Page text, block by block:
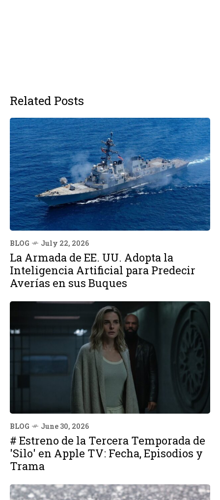
Related Posts
BLOG July 22, 2026
La Armada de EE. UU. Adopta la
Inteligencia Artificial para Predecir
Averías en sus Buques
BLOG June 30, 2026
# Estreno de la Tercera Temporada de
'Silo' en Apple TV: Fecha, Episodios y
Trama